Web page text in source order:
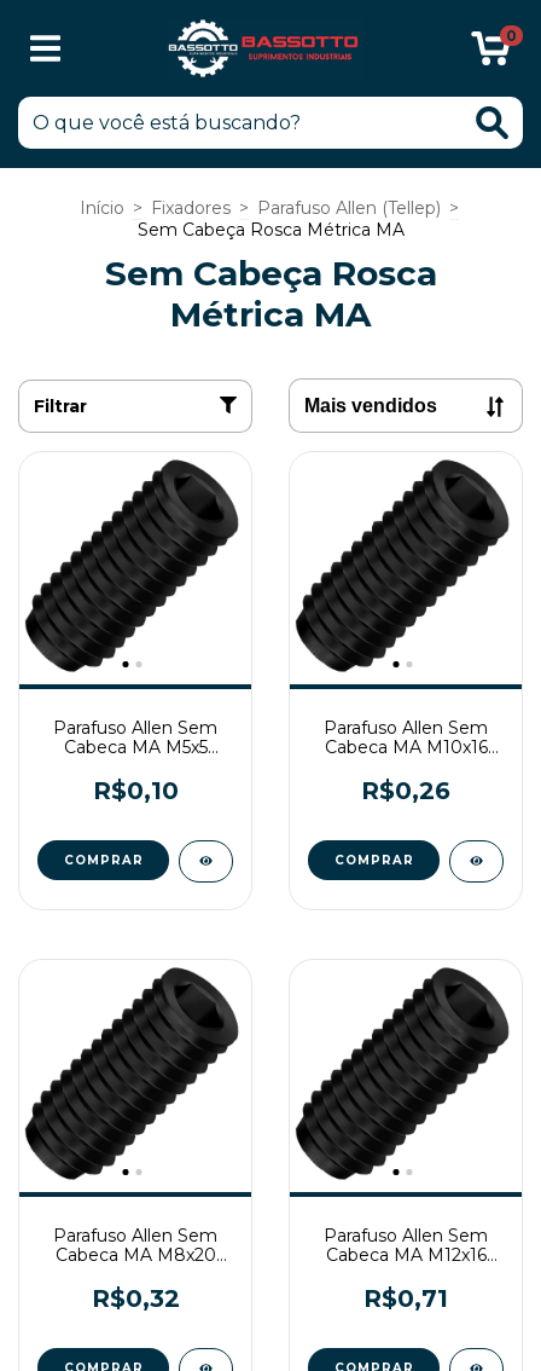
0
Início > Fixadores > Parafuso Allen (Tellep) >
Sem Cabeça Rosca Métrica MA
Sem Cabeça Rosca
Métrica MA
Filtrar
Parafuso Allen Sem
Cabeca MA M5x5
R$0,10
Parafuso Allen Sem
Cabeca MA M10x16
R$0,26
Parafuso Allen Sem
Cabeca MA M8x20
R$0,32
Parafuso Allen Sem
Cabeca MA M12x16
R$0,71